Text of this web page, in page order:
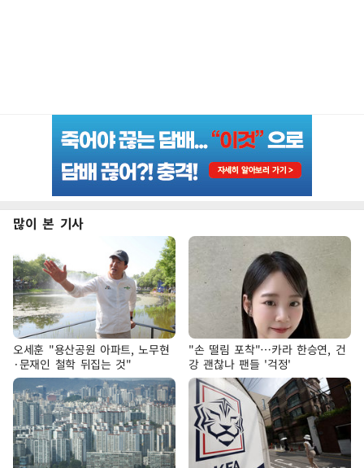
많이 본 기사
오세훈 "용산공원 아파트, 노무현
·문재인 철학 뒤집는 것"
"손 떨림 포착"…카라 한승연, 건
강 괜찮나 팬들 '걱정'